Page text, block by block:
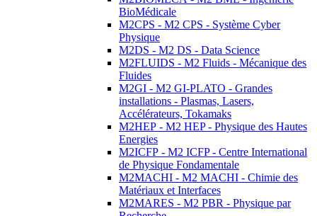
BioMédicale
M2CPS - M2 CPS - Système Cyber
Physique
M2DS - M2 DS - Data Science
M2FLUIDS - M2 Fluids - Mécanique des
Fluides
M2GI - M2 GI-PLATO - Grandes
installations - Plasmas, Lasers,
Accélérateurs, Tokamaks
M2HEP - M2 HEP - Physique des Hautes
Energies
M2ICFP - M2 ICFP - Centre International
de Physique Fondamentale
M2MACHI - M2 MACHI - Chimie des
Matériaux et Interfaces
M2MARES - M2 PBR - Physique par